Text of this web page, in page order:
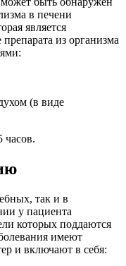
в печени
является
из организма
(в виде
часов.
так и в
у пациента
которых поддаются
имеют
и включают в себя: